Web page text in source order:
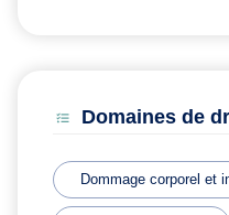
Domaines de
Dommage corporel et